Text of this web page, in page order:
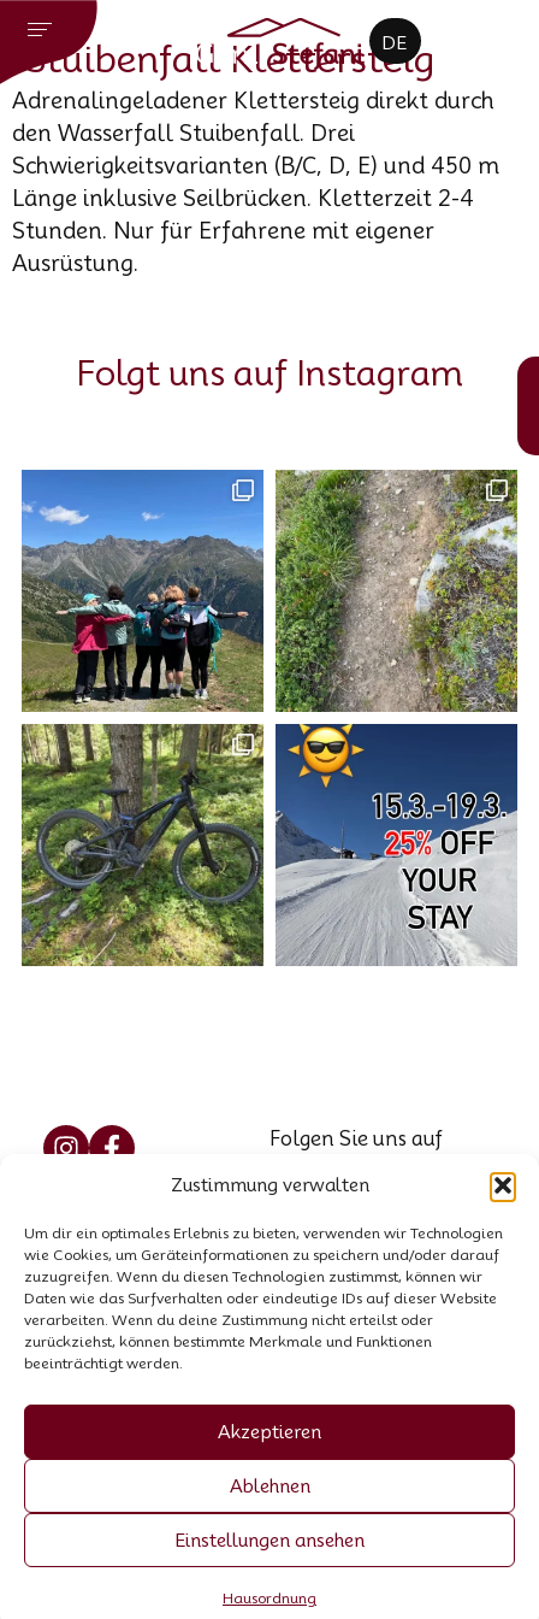
Zustimmung verwalten
Um dir ein optimales Erlebnis zu bieten, verwenden wir Technologien
wie Cookies, um Geräteinformationen zu speichern und/oder darauf
zuzugreifen. Wenn du diesen Technologien zustimmst, können wir
Daten wie das Surfverhalten oder eindeutige IDs auf dieser Website
verarbeiten. Wenn du deine Zustimmung nicht erteilst oder
zurückziehst, können bestimmte Merkmale und Funktionen
beeinträchtigt werden.
Akzeptieren
Ablehnen
Einstellungen ansehen
Hausordnung
DE
CZ
EN
Stuibenfall Klettersteig
Adrenalingeladener Klettersteig direkt durch
den Wasserfall Stuibenfall. Drei
Schwierigkeitsvarianten (B/C, D, E) und 450 m
Länge inklusive Seilbrücken. Kletterzeit 2-4
Stunden. Nur für Erfahrene mit eigener
Ausrüstung.
Folgt uns auf Instagram
Kontakt
Hausordnung
Folgen Sie uns auf
Marzellweg 5, 6458
Vent, AT
Tel.: +43 664 521 8564
E-Mail: info@garni-
stefani.at
70055307
Made by Trockenmann